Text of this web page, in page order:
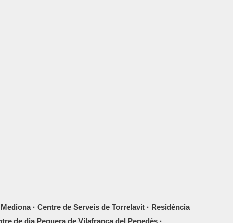
· Centre de Serveis de Torrelavit · Residència
de dia Peguera de Vilafranca del Penedès ·